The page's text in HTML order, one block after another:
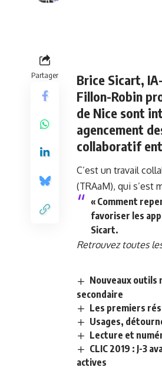
Partager
Brice Sicart,
Fillon-Robin
de Nice sont
agencement
collaboratif
C’est un travail
(TRAaM), qui s’est
« Comment
favoriser les
Sicart.
Retrouvez toutes
Nouveaux outils
secondaire
Les premiers
Usages,
Lecture et
CLIC 2019 : J-3
actives